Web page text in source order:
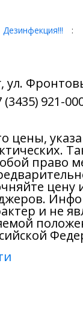
Дезинфекция!!!
:
ул.
(3435) 921-
цены,
право
цену
и не